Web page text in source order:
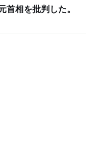
首相を批判した。